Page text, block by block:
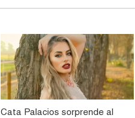
Cata Palacios sorprende al